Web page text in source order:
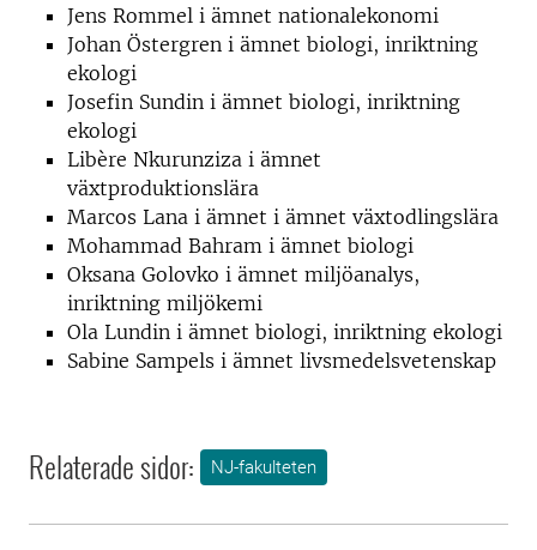
Jens Rommel i ämnet nationalekonomi
Johan Östergren i ämnet biologi, inriktning
ekologi
Josefin Sundin i ämnet biologi, inriktning
ekologi
Libère Nkurunziza i ämnet
växtproduktionslära
Marcos Lana i ämnet i ämnet växtodlingslära
Mohammad Bahram i ämnet biologi
Oksana Golovko i ämnet miljöanalys,
inriktning miljökemi
Ola Lundin i ämnet biologi, inriktning ekologi
Sabine Sampels i ämnet livsmedelsvetenskap
Relaterade sidor: NJ-fakulteten